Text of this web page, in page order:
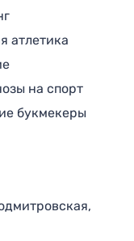
атлетика
на спорт
букмекеры